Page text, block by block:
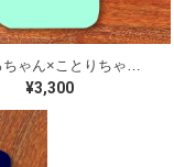
¥3,300